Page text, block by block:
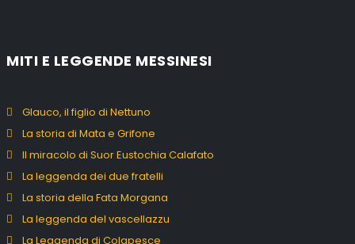
MITI E LEGGENDE MESSINESI
Glauco, il figlio di Nettuno
La storia di Mata e Grifone
Il miracolo di Suor Eustochia Calafato
La leggenda dei due fratelli
La storia della Fata Morgana
La leggenda del vascellazzu
La Leggenda di Colapesce